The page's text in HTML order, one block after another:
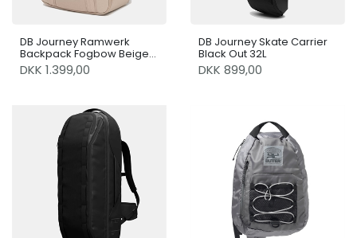
DB Journey Ramwerk
Backpack Fogbow Beige
21L
DKK 1.399,00
DB Journey Skate Carrier
Black Out 32L
DKK 899,00